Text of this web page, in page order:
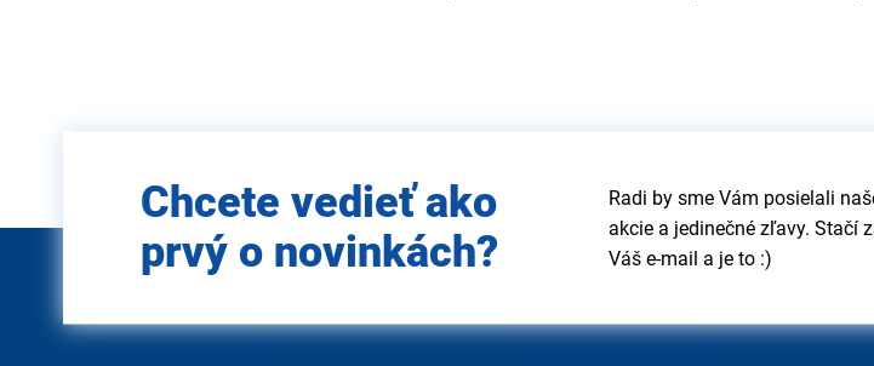
e-mail
Chcete vedieť ako
prvý o novinkách?
Radi by sme Vám posielali
akcie a jedinečné zľavy. Stačí
Váš e-mail a je to :)